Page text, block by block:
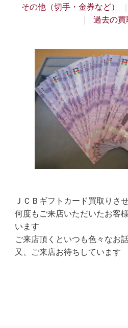
その他（切手・金券など）
過去の買
ＪＣＢギフトカード買取りさ
何度もご来店いただいたお客
います
ご来店頂くといつも色々なお
又、ご来店お待ちしています